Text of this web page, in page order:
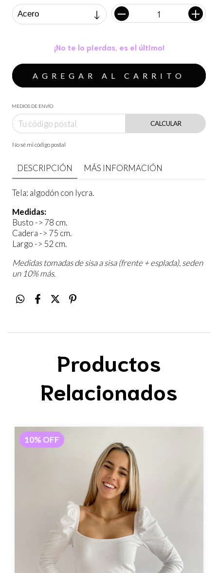
¡No te lo pierdas, es el último!
MEDIOS DE ENVÍO
CALCULAR
No sé mi código postal
DESCRIPCIÓN MÁS INFORMACIÓN
Tela: algodón con lycra.
Medidas:
Busto -> 78 cm.
Cadera -> 75 cm.
Largo -> 52 cm.
Medidas tomadas de sisa a sisa (frente + esplada), seden
un 10% más.
Productos
Relacionados
10% OFF